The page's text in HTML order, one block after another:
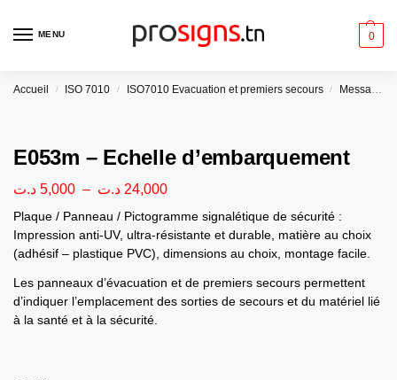
MENU 0
Accueil / ISO 7010 / ISO7010 Evacuation et premiers secours / Message FR
E053m – Echelle d’embarquement
5,000 د.ت – 24,000 د.ت
Plaque / Panneau / Pictogramme signalétique de sécurité :
Impression anti-UV, ultra-résistante et durable, matière au choix
(adhésif – plastique PVC), dimensions au choix, montage facile.
Les panneaux d’évacuation et de premiers secours permettent
d’indiquer l’emplacement des sorties de secours et du matériel lié
à la santé et à la sécurité.